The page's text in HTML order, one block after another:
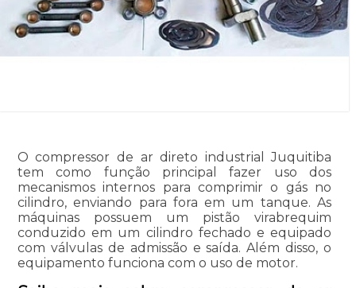
O compressor de ar direto industrial Juquitiba
tem como função principal fazer uso dos
mecanismos internos para comprimir o gás no
cilindro, enviando para fora em um tanque. As
máquinas possuem um pistão virabrequim
conduzido em um cilindro fechado e equipado
com válvulas de admissão e saída. Além disso, o
equipamento funciona com o uso de motor.